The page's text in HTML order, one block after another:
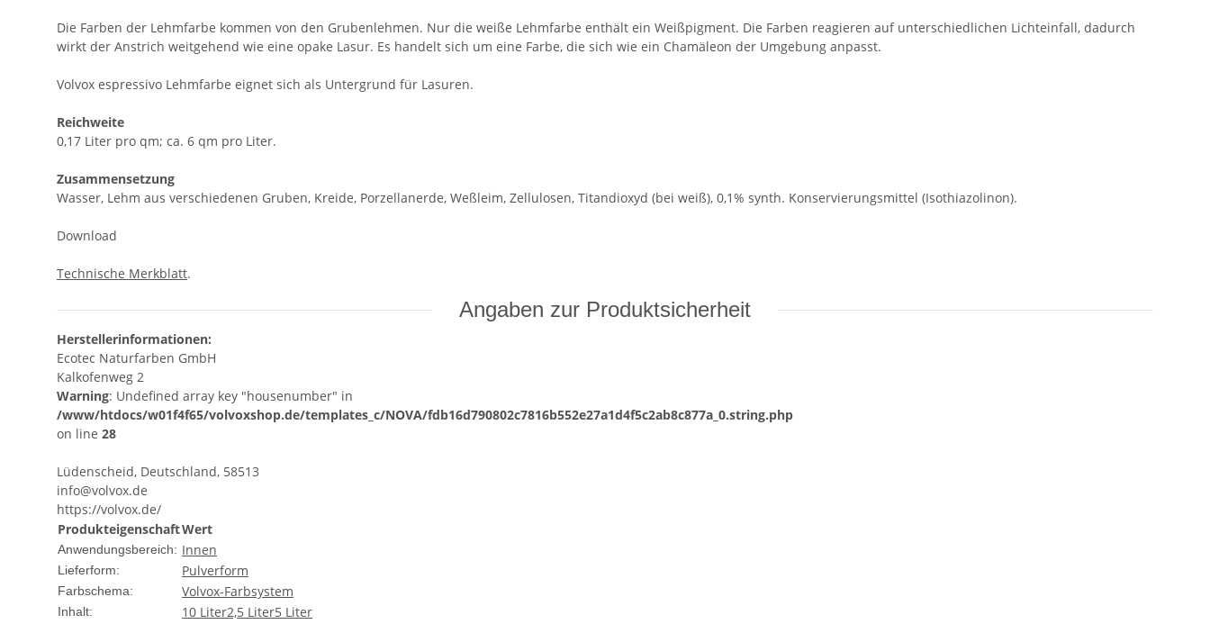
Die Farben der Lehmfarbe kommen von den Grubenlehmen. Nur die weiße Lehmfarbe enthält ein Weißpigment. Die Farben reagieren auf unterschiedlichen Lichteinfall, dadurch
wirkt der Anstrich weitgehend wie eine opake Lasur. Es handelt sich um eine Farbe, die sich wie ein Chamäleon der Umgebung anpasst.
Volvox espressivo Lehmfarbe eignet sich als Untergrund für Lasuren.
Reichweite
0,17 Liter pro qm; ca. 6 qm pro Liter.
Zusammensetzung
Wasser, Lehm aus verschiedenen Gruben, Kreide, Porzellanerde, Weßleim, Zellulosen, Titandioxyd (bei weiß), 0,1% synth. Konservierungsmittel (Isothiazolinon).
Download
Technische Merkblatt.
Angaben zur Produktsicherheit
Herstellerinformationen:
Ecotec Naturfarben GmbH
Kalkofenweg 2
Warning: Undefined array key "housenumber" in
/www/htdocs/w01f4f65/volvoxshop.de/templates_c/NOVA/fdb16d790802c7816b552e27a1d4f5c2ab8c877a_0.string.php
on line 28
Lüdenscheid, Deutschland, 58513
info@volvox.de
https://volvox.de/
ProdukteigenschaftWert
Anwendungsbereich: Innen
Lieferform: Pulverform
Farbschema: Volvox-Farbsystem
Inhalt: 10 Liter2,5 Liter5 Liter